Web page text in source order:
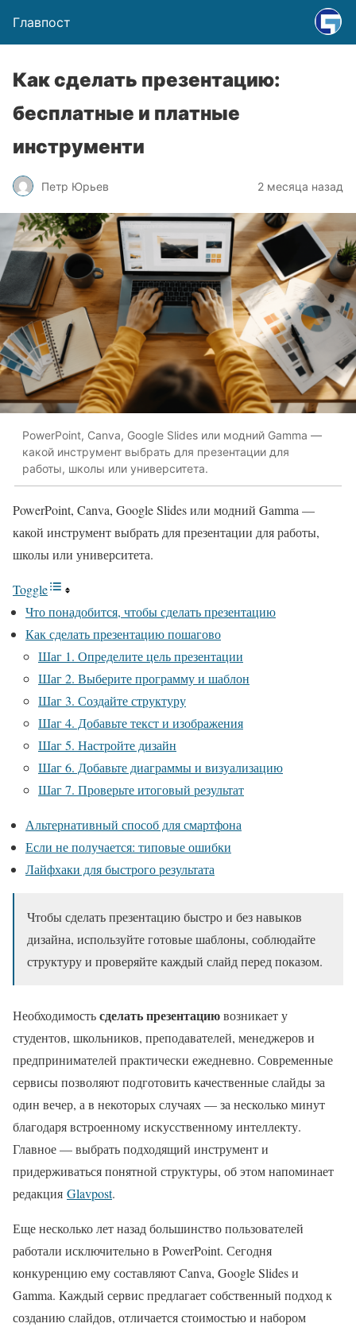
Главпост
Как сделать презентацию:
бесплатные и платные
инструменти
Петр Юрьев 2 месяца назад
PowerPoint, Canva, Google Slides или модний Gamma —
какой инструмент выбрать для презентации для
работы, школы или университета.
PowerPoint, Canva, Google Slides или модний Gamma —
какой инструмент выбрать для презентации для работы,
школы или университета.
Toggle
Что понадобится, чтобы сделать презентацию
Как сделать презентацию пошагово
Шаг 1. Определите цель презентации
Шаг 2. Выберите программу и шаблон
Шаг 3. Создайте структуру
Шаг 4. Добавьте текст и изображения
Шаг 5. Настройте дизайн
Шаг 6. Добавьте диаграммы и визуализацию
Шаг 7. Проверьте итоговый результат
Альтернативный способ для смартфона
Если не получается: типовые ошибки
Лайфхаки для быстрого результата
Чтобы сделать презентацию быстро и без навыков
дизайна, используйте готовые шаблоны, соблюдайте
структуру и проверяйте каждый слайд перед показом.
Необходимостьсделать презентациювозникает у
студентов, школьников, преподавателей, менеджеров и
предпринимателей практически ежедневно. Современные
сервисы позволяют подготовить качественные слайды за
один вечер, а в некоторых случаях — за несколько минут
благодаря встроенному искусственному интеллекту.
Главное — выбрать подходящий инструмент и
придерживаться понятной структуры, об этом напоминает
редакция Glavpost.
Еще несколько лет назад большинство пользователей
работали исключительно в PowerPoint. Сегодня
конкуренцию ему составляют Canva, Google Slides и
Gamma. Каждый сервис предлагает собственный подход к
созданию слайдов, отличается стоимостью и набором